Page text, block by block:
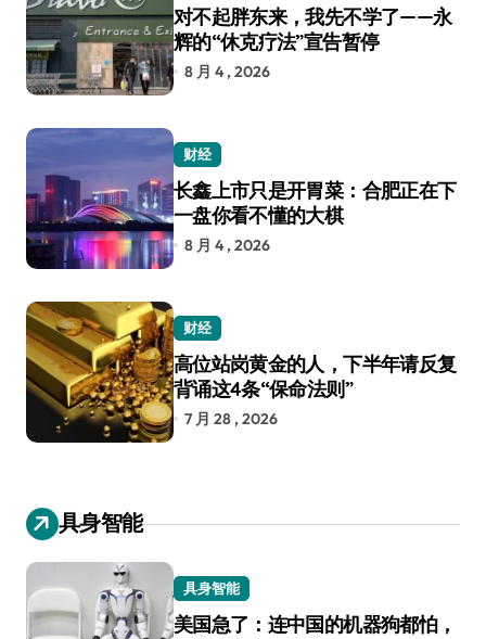
对不起胖东来，我先不学了——永
辉的“休克疗法”宣告暂停
8 月 4 , 2026
财经
长鑫上市只是开胃菜：合肥正在下
一盘你看不懂的大棋
8 月 4 , 2026
财经
高位站岗黄金的人，下半年请反复
背诵这4条“保命法则”
7 月 28 , 2026
具身智能
具身智能
美国急了：连中国的机器狗都怕，